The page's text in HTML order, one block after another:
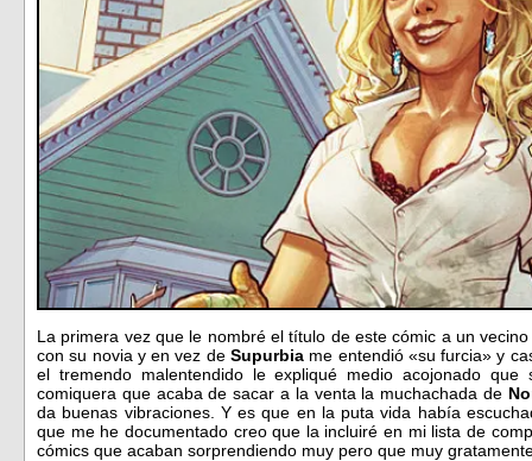
La primera vez que le nombré el título de este cómic a un
con su novia y en vez de Supurbia me entendió «su furcia» y
el tremendo malentendido le expliqué medio acojonado
comiquera que acaba de sacar a la venta la muchachada de
da buenas vibraciones. Y es que en la puta vida había
que me he documentado creo que la incluiré en mi lista de
cómics que acaban sorprendiendo muy pero que muy